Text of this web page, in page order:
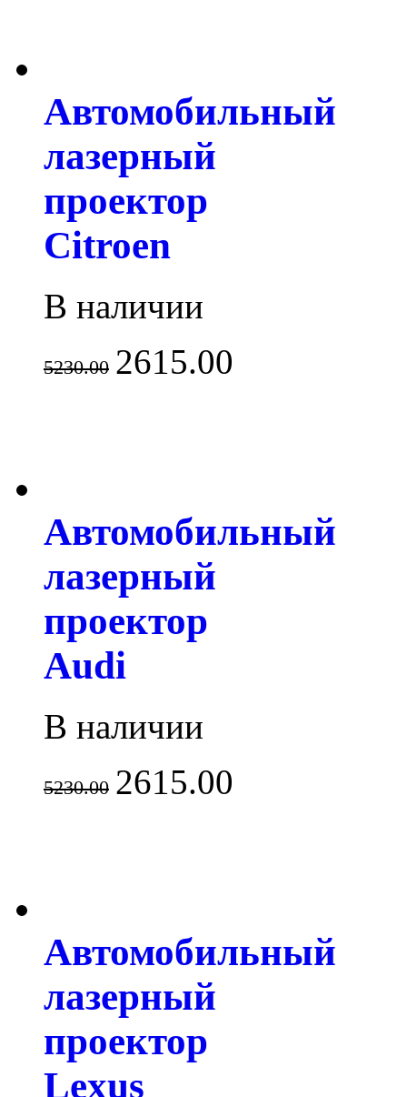
Автомобильный
лазерный
проектор
Citroen
В наличии
5230.00 2615.00
Автомобильный
лазерный
проектор
Audi
В наличии
5230.00 2615.00
Автомобильный
лазерный
проектор
Lexus